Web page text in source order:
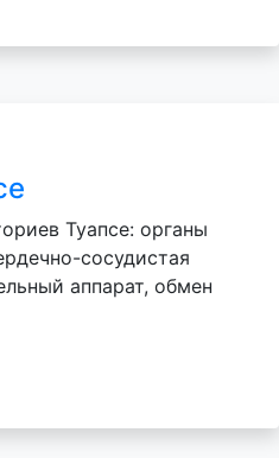
Туапсе: органы
сосудистая
аппарат, обмен